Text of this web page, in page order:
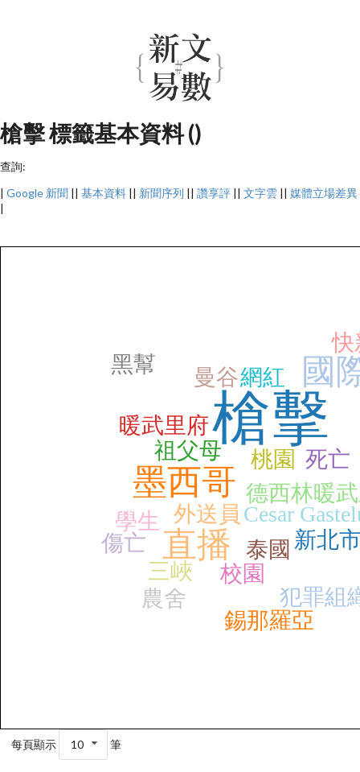
槍擊 標籤基本資料 ()
查詢:
| Google 新聞 || 基本資料 || 新聞序列 || 讚享評 || 文字雲 || 媒體立場差異
|
槍擊
國
墨西哥
直播
祖父母
德西林暖
暖武里府
快
死亡
傷亡 泰國
曼谷
校園
學生
黑幫
農舍
桃園
三峽
網紅
Cesar
新北
犯罪組
錫那羅亞
外送員
每頁顯示 10 筆